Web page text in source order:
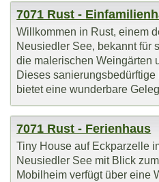
7071 Rust -
Willkommen in Rust, einem
Neusiedler See, bekannt für
die malerischen Weingärten
Dieses
bietet eine wunderbare
7071 Rust - Ferienhaus
Tiny House auf Eckparzelle
Neusiedler See mit Blick
Mobilheim verfügt über eine